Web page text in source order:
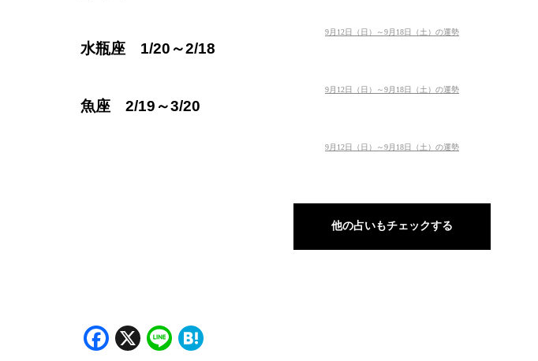
9月12日（日）～9月18日（土）の運勢
水瓶座 1/20～2/18
9月12日（日）～9月18日（土）の運勢
魚座 2/19～3/20
9月12日（日）～9月18日（土）の運勢
他の占いもチェックする
Facebook
X Line